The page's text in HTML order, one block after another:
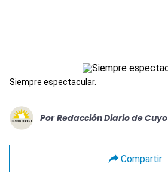
Siempre espectacular.
Por Redacción Diario de Cuyo
Compartir